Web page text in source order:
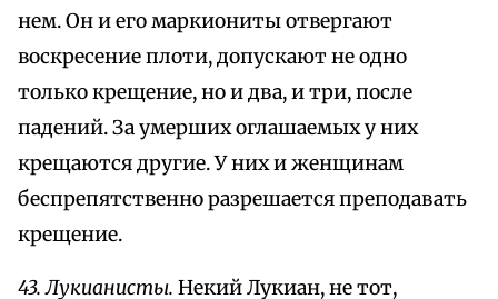
нем. Он и его маркиониты отвергают
воскресение плоти, допускают не одно
только крещение, но и два, и три, после
падений. За умерших оглашаемых у них
крещаются другие. У них и женщинам
беспрепятственно разрешается преподавать
крещение.
43. Лукианисты. Некий Лукиан, не тот,